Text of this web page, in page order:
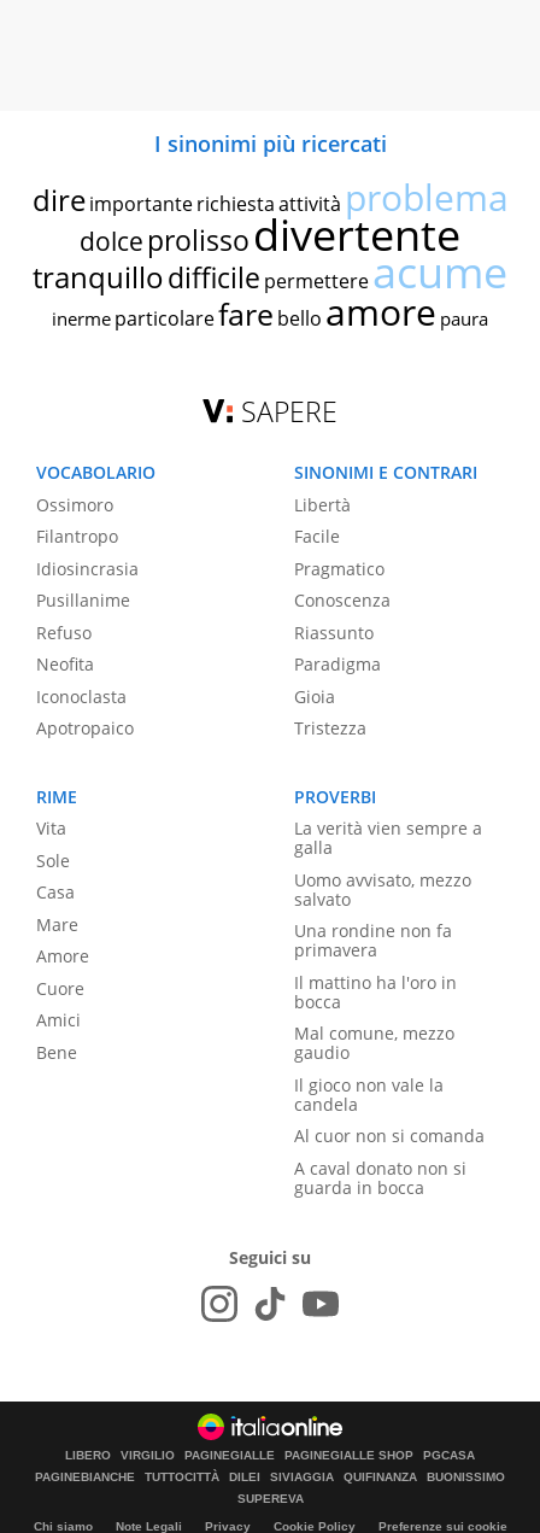
I sinonimi più ricercati
dire importante richiestaattività problema
dolce prolissodivertente
tranquillodifficile permettereacume
inerme particolarefare bello amore paura
SAPERE
VOCABOLARIO
Ossimoro
Filantropo
Idiosincrasia
Pusillanime
Refuso
Neofita
Iconoclasta
Apotropaico
SINONIMI E CONTRARI
Libertà
Facile
Pragmatico
Conoscenza
Riassunto
Paradigma
Gioia
Tristezza
RIME
Vita
Sole
Casa
Mare
Amore
Cuore
Amici
Bene
PROVERBI
La verità vien sempre a
galla
Uomo avvisato, mezzo
salvato
Una rondine non fa
primavera
Il mattino ha l'oro in
bocca
Mal comune, mezzo
gaudio
Il gioco non vale la
candela
Al cuor non si comanda
A caval donato non si
guarda in bocca
Seguici su
LIBERO VIRGILIO PAGINEGIALLE PAGINEGIALLE SHOP
PGCASA
PAGINEBIANCHE
TUTTOCITTÀ DILEI SIVIAGGIA QUIFINANZA
BUONISSIMO
SUPEREVA
Chi siamo Note Legali Privacy Cookie Policy Preferenze sui cookie